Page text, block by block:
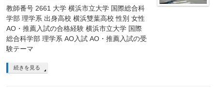
教師番号 2661 大学 横浜市立大学 国際総合科
学部 理学系 出身高校 横浜雙葉高校 性別 女性
AO・推薦入試の合格経験 横浜市立大学 国際
総合科学部 理学系 AO入試 AO・推薦入試の受
験テーマ
続きを見る